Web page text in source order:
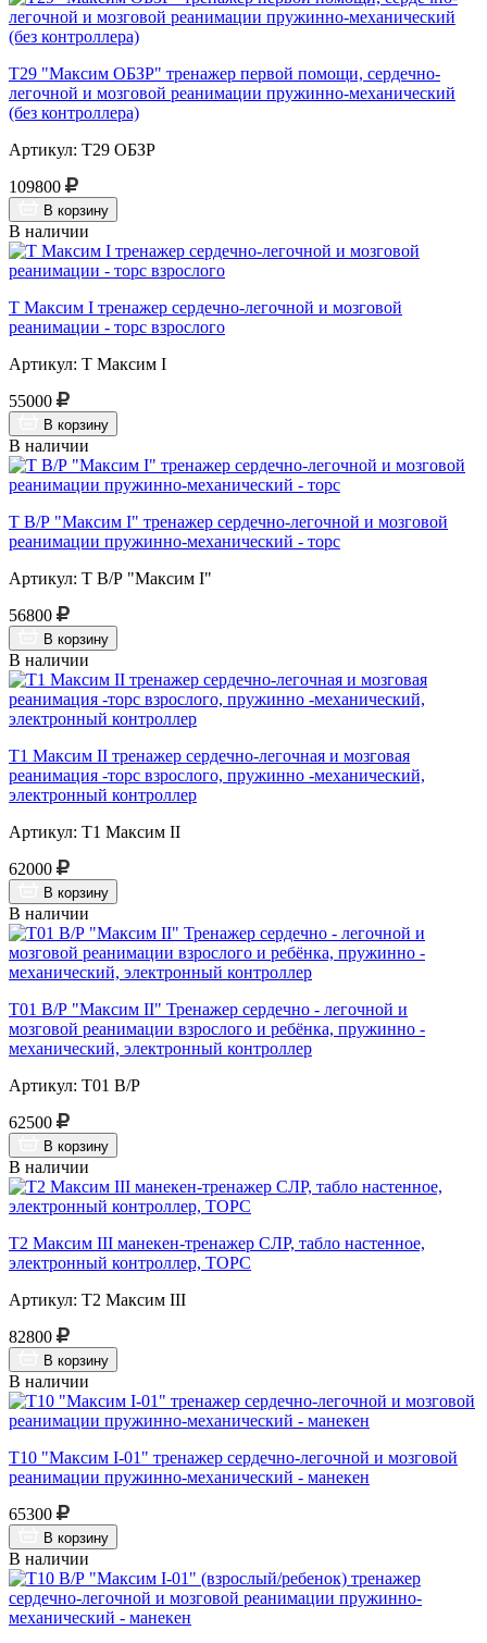
Т29 "Максим ОБЗР" тренажер первой помощи, сердечно-
легочной и мозговой реанимации пружинно-механический
(без контроллера)
Артикул: Т29 ОБЗР
109800
В корзину
В наличии
Т Максим I тренажер сердечно-легочной и мозговой
реанимации - торс взрослого
Артикул: Т Максим I
55000
В корзину
В наличии
Т В/Р "Максим I" тренажер сердечно-легочной и мозговой
реанимации пружинно-механический - торс
Артикул: Т В/Р "Максим I"
56800
В корзину
В наличии
Т1 Максим II тренажер сердечно-легочная и мозговая
реанимация -торс взрослого, пружинно -механический,
электронный контроллер
Артикул: Т1 Максим II
62000
В корзину
В наличии
Т01 В/Р "Максим II" Тренажер сердечно - легочной и
мозговой реанимации взрослого и ребёнка, пружинно -
механический, электронный контроллер
Артикул: Т01 В/Р
62500
В корзину
В наличии
Т2 Максим III манекен-тренажер СЛР, табло настенное,
электронный контроллер, ТОРС
Артикул: Т2 Максим III
82800
В корзину
В наличии
Т10 "Максим I-01" тренажер сердечно-легочной и мозговой
реанимации пружинно-механический - манекен
65300
В корзину
В наличии